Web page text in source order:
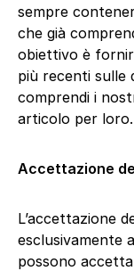
sempre
che già
obiettivo è
più recenti sulle
comprendi i
articolo per loro.
Accettazione
L’accettazione
esclusivamente
possono